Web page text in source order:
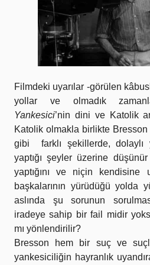
Filmdeki uyarılar -görülen
yollar ve olmadık
Yankesici’nin dini ve Katolik
Katolik olmakla birlikte Bresson
gibi farklı şekillerde, dolaylı
yaptığı şeyler üzerine
yaptığını ve niçin kendisine
başkalarının yürüdüğü yolda
aslında şu sorunun
iradeye sahip bir fail midir
mı yönlendirilir?
Bresson hem bir suç ve
yankesiciliğin hayranlık